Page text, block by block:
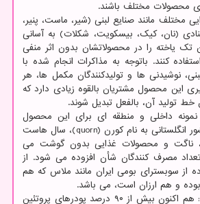
محصولات مختلف باشند.
مختلف مانند صنایع لبنی (شیر، ماست، پنیر،
(نان، کیک، بیسکویت، شکلات) به آسانی
تک یاخته را در محصولاتشان بدون اثر منفی
کنند. باتوجه به مذاکرات انجام شده با
نوشیدنی ها و تولیدکنندگان مکمل ها، هر
این محصول مشتریان بالقوه زیادی دارد که
خط تولید آن، بالفعل تبدیل شوند.
نمونه داخلی و منطقه ای برای این محصول
وجود ندارد. اما یک کشور انگلستانی به نام کورن (quorn)، سال هاست
ناگت و محصولات غذایی بدون گوشت می
مصرف کنندگان شأن افزوده می شود. از
از سوبسترای بومی ایران مانند ملاس که هم
و هم ارزان است، می باشد.
مدیرعامل شرکت افزود: هم اکنون بیش از ۹۰ درصد پودرهای پروتئین